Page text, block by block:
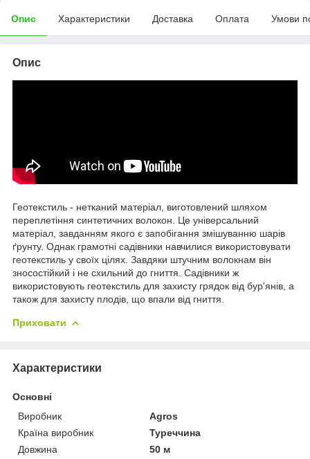
Опис Характеристики Доставка Оплата Умови
Опис
Геотекстиль - нетканий матеріал, виготовлений шляхом
переплетіння синтетичних волокон. Це універсальний
матеріал, завданням якого є запобігання змішуванню шарів
ґрунту. Однак грамотні садівники навчилися використовувати
геотекстиль у своїх цілях. Завдяки штучним волокнам він
зносостійкий і не схильний до гниття. Садівники ж
використовують геотекстиль для захисту грядок від бур'янів, а
також для захисту плодів, що впали від гниття.
Приховати
Характеристики
Основні
Виробник
Agros
Країна виробник
Туреччина
Довжина
50 м